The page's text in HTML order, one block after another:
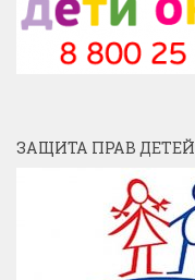
ЗАЩИТА ПРАВ ДЕТЕЙ